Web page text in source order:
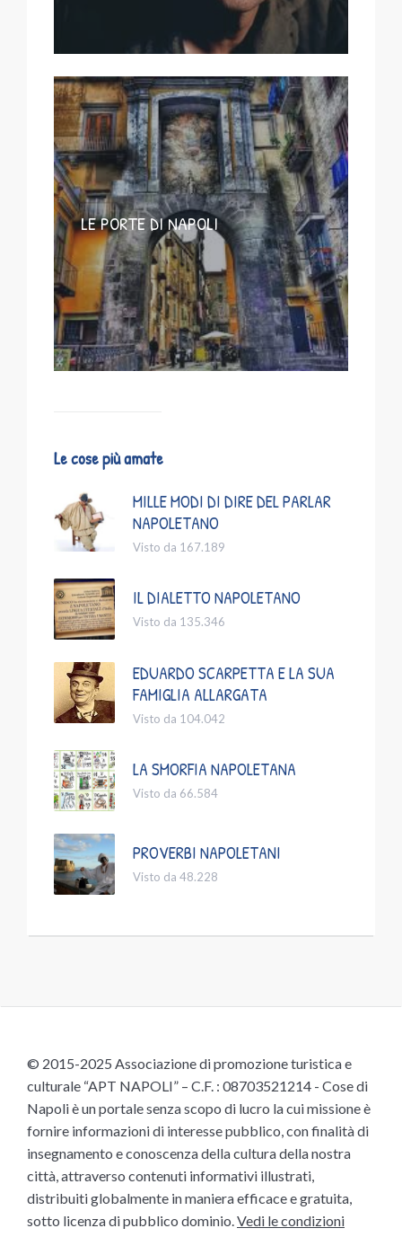
LE PORTE DI NAPOLI
Le cose più amate
MILLE MODI DI DIRE DEL PARLAR
NAPOLETANO
Visto da 167.189
IL DIALETTO NAPOLETANO
Visto da 135.346
EDUARDO SCARPETTA E LA SUA
FAMIGLIA ALLARGATA
Visto da 104.042
LA SMORFIA NAPOLETANA
Visto da 66.584
PROVERBI NAPOLETANI
Visto da 48.228
© 2015-2025 Associazione di promozione turistica e
culturale “APT NAPOLI” – C.F. : 08703521214 - Cose di
Napoli è un portale senza scopo di lucro la cui missione è
fornire informazioni di interesse pubblico, con finalità di
insegnamento e conoscenza della cultura della nostra
città, attraverso contenuti informativi illustrati,
distribuiti globalmente in maniera efficace e gratuita,
sotto licenza di pubblico dominio. Vedi le condizioni